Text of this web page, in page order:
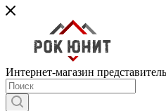
Интернет-магазин